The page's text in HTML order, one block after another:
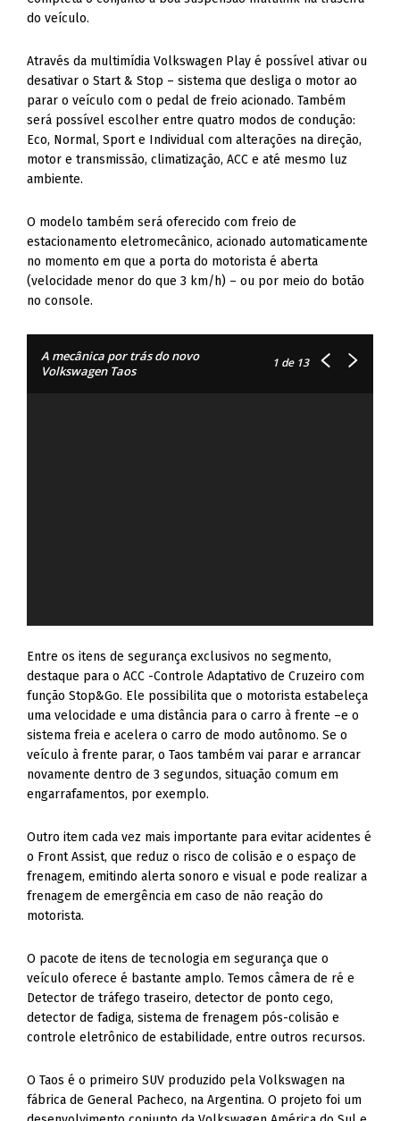
do veículo.
Através da multimídia Volkswagen Play é possível ativar ou
desativar o Start & Stop – sistema que desliga o motor ao
parar o veículo com o pedal de freio acionado. Também
será possível escolher entre quatro modos de condução:
Eco, Normal, Sport e Individual com alterações na direção,
motor e transmissão, climatização, ACC e até mesmo luz
ambiente.
O modelo também será oferecido com freio de
estacionamento eletromecânico, acionado automaticamente
no momento em que a porta do motorista é aberta
(velocidade menor do que 3 km/h) – ou por meio do botão
no console.
A mecânica por trás do novo
Volkswagen Taos
1de 13
Entre os itens de segurança exclusivos no segmento,
destaque para o ACC -Controle Adaptativo de Cruzeiro com
função Stop&Go. Ele possibilita que o motorista estabeleça
uma velocidade e uma distância para o carro à frente –e o
sistema freia e acelera o carro de modo autônomo. Se o
veículo à frente parar, o Taos também vai parar e arrancar
novamente dentro de 3 segundos, situação comum em
engarrafamentos, por exemplo.
Outro item cada vez mais importante para evitar acidentes é
o Front Assist, que reduz o risco de colisão e o espaço de
frenagem, emitindo alerta sonoro e visual e pode realizar a
frenagem de emergência em caso de não reação do
motorista.
O pacote de itens de tecnologia em segurança que o
veículo oferece é bastante amplo. Temos câmera de ré e
Detector de tráfego traseiro, detector de ponto cego,
detector de fadiga, sistema de frenagem pós-colisão e
controle eletrônico de estabilidade, entre outros recursos.
O Taos é o primeiro SUV produzido pela Volkswagen na
fábrica de General Pacheco, na Argentina. O projeto foi um